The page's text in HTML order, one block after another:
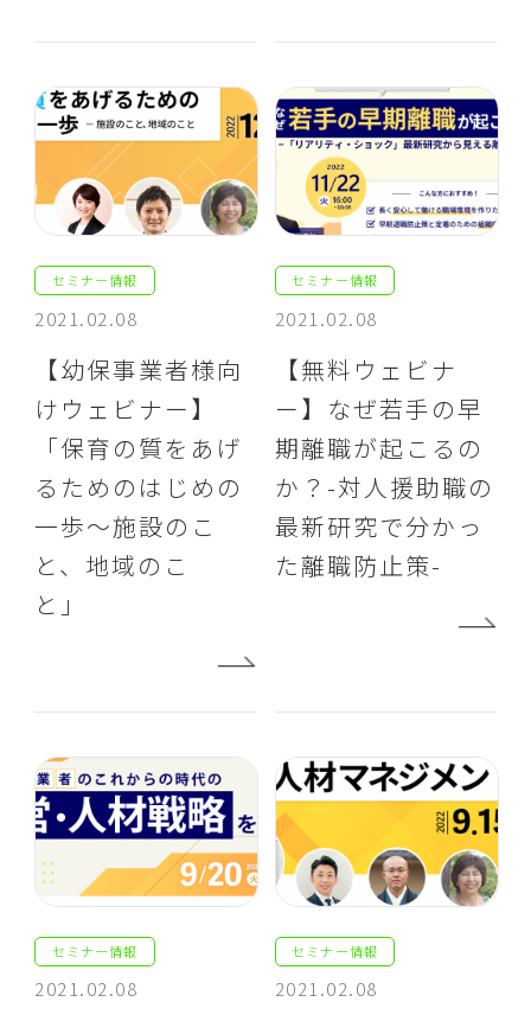
セミナー情報
2021.02.08
【幼保事業者様向
けウェビナー】
「保育の質をあげ
るためのはじめの
一歩～施設のこ
と、地域のこ
と」
セミナー情報
2021.02.08
【無料ウェビナ
ー】なぜ若手の早
期離職が起こるの
か？-対人援助職の
最新研究で分かっ
た離職防止策-
セミナー情報
2021.02.08
セミナー情報
2021.02.08